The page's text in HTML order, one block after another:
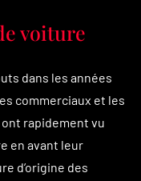
voiture
dans les années
commerciaux et les
rapidement vu
en avant leur
d’origine des